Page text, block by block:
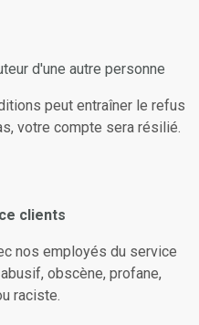
d'une autre personne
peut entraîner le refus
votre compte sera résilié.
clients
nos employés du service
obscène, profane,
raciste.